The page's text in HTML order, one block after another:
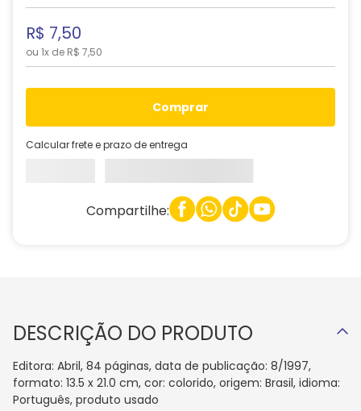
R$ 7,50
ou 1x de R$ 7,50
comprar
Calcular frete e prazo de entrega
Compartilhe:
DESCRIÇÃO DO PRODUTO
Editora: Abril, 84 páginas, data de publicação: 8/1997,
formato: 13.5 x 21.0 cm, cor: colorido, origem: Brasil, idioma:
Português, produto usado